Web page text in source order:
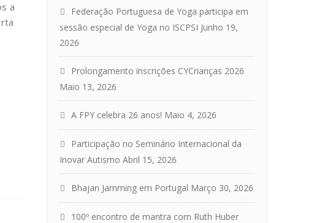
a
Federação Portuguesa de Yoga participa em
sessão especial de Yoga no ISCPSI Junho 19,
2026
Prolongamento inscrições CYCrianças 2026
Maio 13, 2026
A FPY celebra 26 anos! Maio 4, 2026
Participação no Seminário Internacional da
Inovar Autismo Abril 15, 2026
Bhajan Jamming em Portugal Março 30, 2026
100º encontro de mantra com Ruth Huber